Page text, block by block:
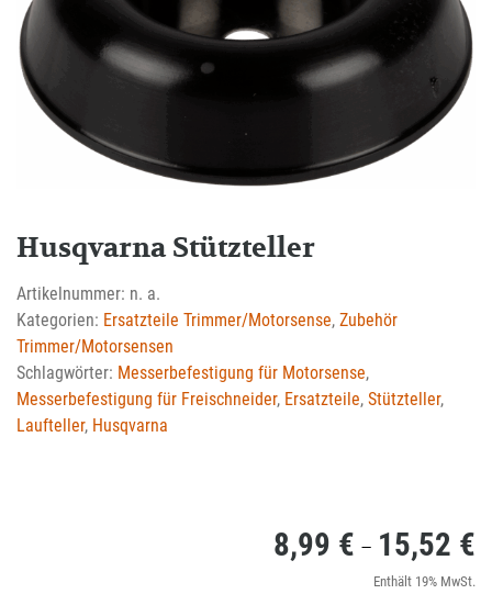
Husqvarna Stützteller
Artikelnummer: n. a.
Kategorien: Ersatzteile Trimmer/Motorsense, Zubehör
Trimmer/Motorsensen
Schlagwörter: Messerbefestigung für Motorsense,
Messerbefestigung für Freischneider, Ersatzteile, Stützteller,
Laufteller, Husqvarna
8,99 € – 15,52 €
Enthält 19% MwSt.